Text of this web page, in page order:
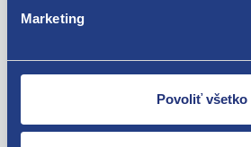
Marketing
Povoliť všetko